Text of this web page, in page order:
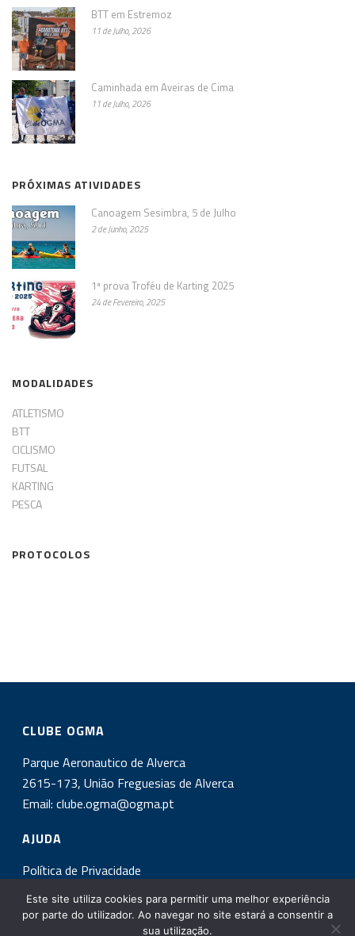
BTT em Estremoz
11 de Julho, 2026
Caminhada em Aveiras de Cima
11 de Julho, 2026
PRÓXIMAS ATIVIDADES
Canoagem Sesimbra, 5 de Julho
2 de Junho, 2025
1ª prova Troféu de Karting 2025
24 de Fevereiro, 2025
MODALIDADES
ATLETISMO
BTT
CICLISMO
FUTSAL
KARTING
PESCA
PROTOCOLOS
CLUBE OGMA
Parque Aeronautico de Alverca
2615-173, União Freguesias de Alverca
Email:clube.ogma@ogma.pt
AJUDA
Política de Privacidade
INSCREVA-SE NA NOSSA NEWSLETTER!
Este site utiliza cookies para permitir uma melhor experiência
por parte do utilizador. Ao navegar no site estará a consentir a
sua utilização.